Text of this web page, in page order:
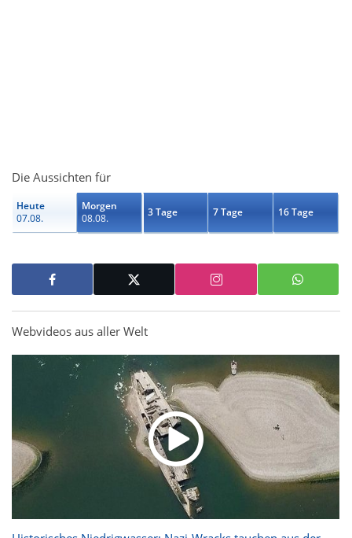
Die Aussichten für
Heute
07.08.
Morgen
08.08.
3 Tage 7 Tage 16 Tage
Webvideos aus aller Welt